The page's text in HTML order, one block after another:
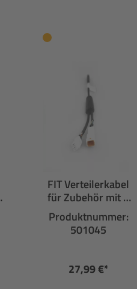
FIT Verteilerkabel
für Zubehör mit 3
Anschlüssen
Produktnummer:
501045
27,99 €*